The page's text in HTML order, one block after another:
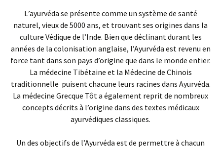
L’ayurvéda se présente comme un système de santé
naturel, vieux de 5000 ans, et trouvant ses origines dans la
culture Védique de l’Inde. Bien que déclinant durant les
années de la colonisation anglaise, l’Ayurvéda est revenu en
force tant dans son pays d’origine que dans le monde entier.
La médecine Tibétaine et la Médecine de Chinois
traditionnelle puisent chacune leurs racines dans Ayurvéda.
La médecine Grecque Tôt a également reprit de nombreux
concepts décrits à l’origine dans des textes médicaux
ayurvédiques classiques.
Un des objectifs de l’Ayurvéda est de permettre à chacun